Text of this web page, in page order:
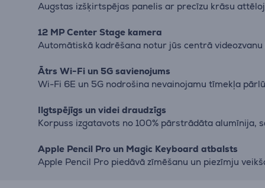
Augstas izšķirtspējas panelis ar precīzu krāsu
12 MP Center Stage kamera
Automātiskā kadrēšana notur jūs centrā
Ātrs Wi-Fi un 5G savienojums
Wi-Fi 6E un 5G nodrošina nevainojamu tīmekļa
Ilgtspējīgs un videi draudzīgs
Korpuss izgatavots no 100% pārstrādāta alumīnija,
Apple Pencil Pro un Magic Keyboard atbalsts
Apple Pencil Pro piedāvā zīmēšanu un piezīmju